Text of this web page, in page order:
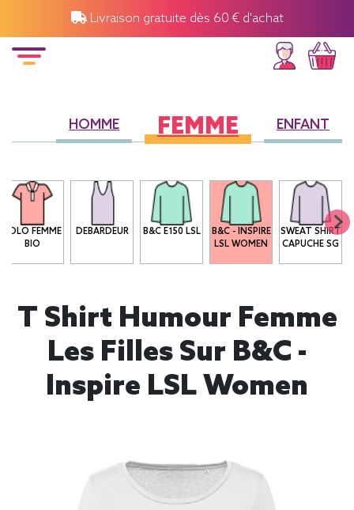
Livraison gratuite dès 60 € d'achat
HOMME FEMME ENFANT
POLO FEMME
BIO
DEBARDEUR B&C E150 LSL
B&C - INSPIRE
LSL WOMEN
SWEAT SHIRT
CAPUCHE SG
T Shirt Humour Femme
Les Filles Sur B&C -
Inspire LSL Women